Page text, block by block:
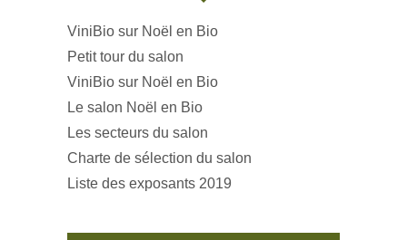
ViniBio sur Noël en Bio
Petit tour du salon
ViniBio sur Noël en Bio
Le salon Noël en Bio
Les secteurs du salon
Charte de sélection du salon
Liste des exposants 2019